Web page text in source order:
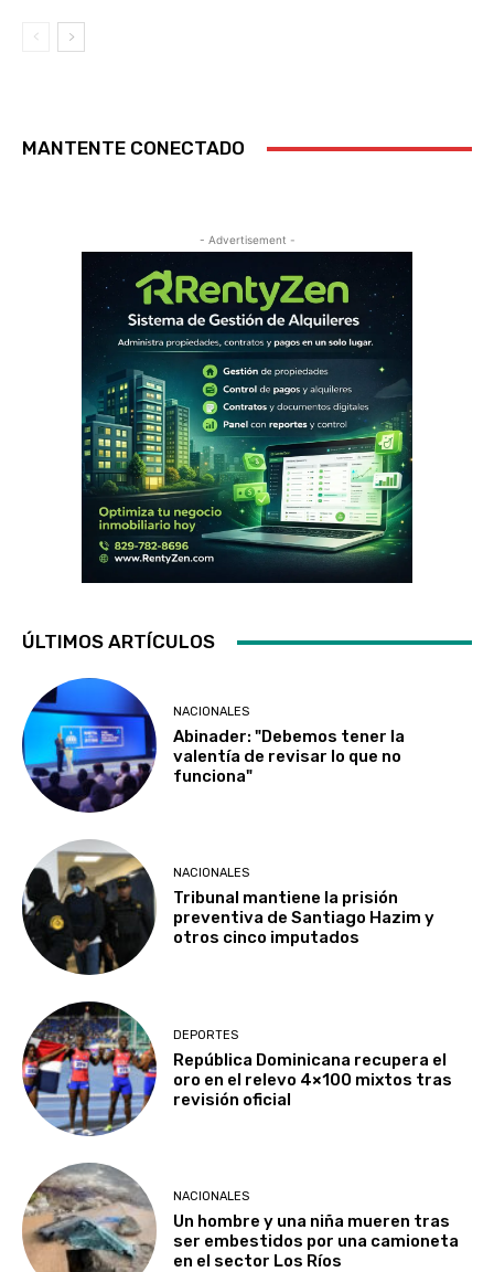
MANTENTE CONECTADO
- Advertisement -
ÚLTIMOS ARTÍCULOS
NACIONALES
Abinader: "Debemos tener la
valentía de revisar lo que no
funciona"
NACIONALES
Tribunal mantiene la prisión
preventiva de Santiago Hazim y
otros cinco imputados
DEPORTES
República Dominicana recupera el
oro en el relevo 4×100 mixtos tras
revisión oficial
NACIONALES
Un hombre y una niña mueren tras
ser embestidos por una camioneta
en el sector Los Ríos